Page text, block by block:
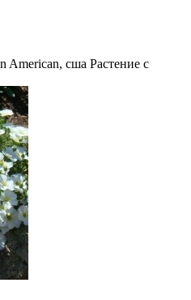
American, сша Растение с